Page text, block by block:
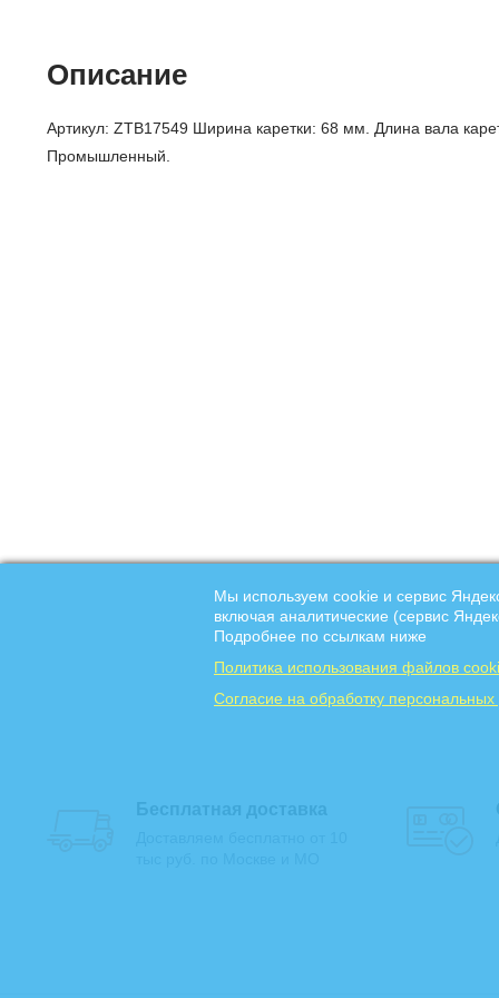
Описание
Артикул: ZTB17549 Ширина каретки: 68 мм. Длина вала
Промышленный.
Мы используем cookie и сервис
включая аналитические (сервис
Подробнее по ссылкам ниже
Политика использования файлов
Cогласие на обработку